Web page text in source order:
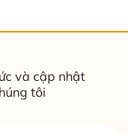
và cập nhật
tôi